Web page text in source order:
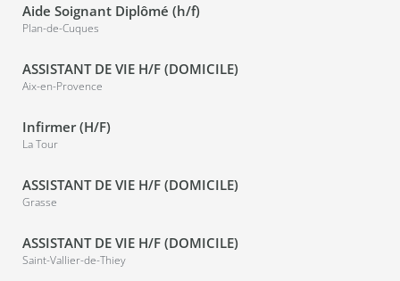
Aide Soignant Diplômé (h/f)
Plan-de-Cuques
ASSISTANT DE VIE H/F (DOMICILE)
Aix-en-Provence
Infirmer (H/F)
La Tour
ASSISTANT DE VIE H/F (DOMICILE)
Grasse
ASSISTANT DE VIE H/F (DOMICILE)
Saint-Vallier-de-Thiey